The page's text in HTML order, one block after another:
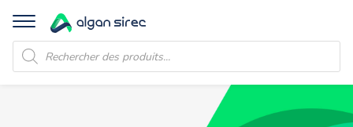
Recherche
de
produits